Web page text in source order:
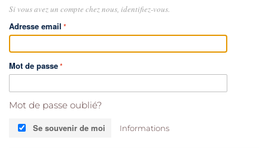
Si vous avez un compte chez nous, identifiez-vous.
Adresse email
Mot de passe
Mot de passe oublié?
Se souvenir de moi
Informations